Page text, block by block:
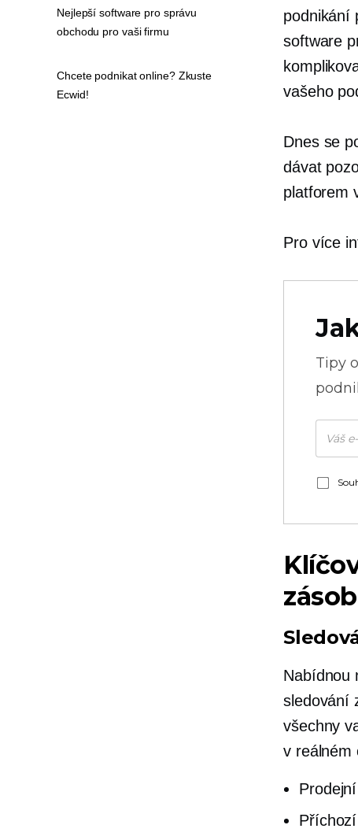
podnikání
software
vašeho
Dnes se
dávat
platforem
Pro více
Tipy
zásob
Nabídnou
sledování
všechny
v reálném
Nejlepší software pro správu
obchodu pro vaši firmu
Chcete podnikat online? Zkuste
Ecwid!